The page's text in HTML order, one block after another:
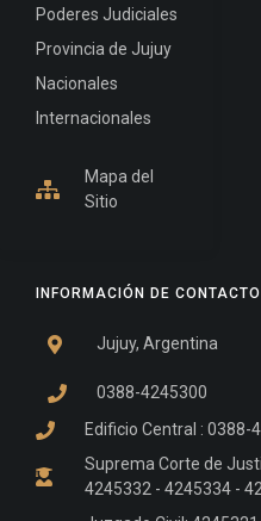
INFORMACIÓN DE CONTACTO
Jujuy, Argentina
0388-4245300
Edificio Central : 0388-
Suprema Corte de
4245332 - 4245334 -
Poderes Judiciales
Provincia de Jujuy
Nacionales
Internacionales
Mapa del
Sitio